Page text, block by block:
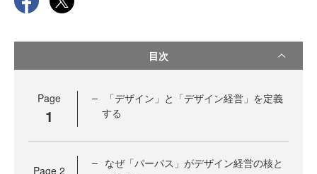
目次
Page
1
「デザイン」と「デザイン経営」を定義
する
Page 2
なぜ「パーパス」がデザイン経営の核と